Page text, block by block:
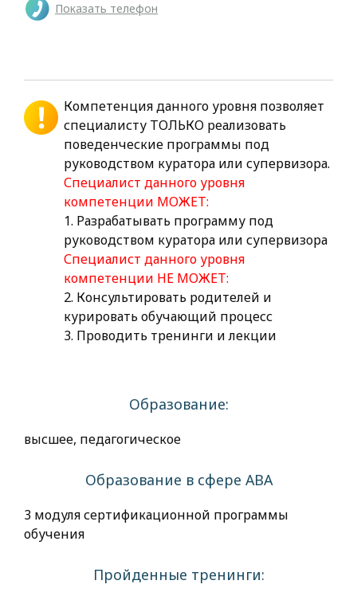
Показать телефон
Компетенция данного уровня позволяет
специалисту ТОЛЬКО реализовать
поведенческие программы под
руководством куратора или супервизора.
Специалист данного уровня
компетенции МОЖЕТ:
1. Разрабатывать программу под
руководством куратора или супервизора
Специалист данного уровня
компетенции НЕ МОЖЕТ:
2. Консультировать родителей и
курировать обучающий процесс
3. Проводить тренинги и лекции
Образование:
высшее, педагогическое
Образование в сфере АВА
3 модуля сертификационной программы
обучения
Пройденные тренинги: